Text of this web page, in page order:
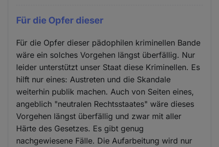
Für die Opfer dieser
Für die Opfer dieser pädophilen kriminellen Bande
wäre ein solches Vorgehen längst überfällig. Nur
leider unterstützt unser Staat diese Kriminellen. Es
hilft nur eines: Austreten und die Skandale
weiterhin publik machen. Auch von Seiten eines,
angeblich "neutralen Rechtsstaates" wäre dieses
Vorgehen längst überfällig und zwar mit aller
Härte des Gesetzes. Es gibt genug
nachgewiesene Fälle. Die Aufarbeitung wird nur